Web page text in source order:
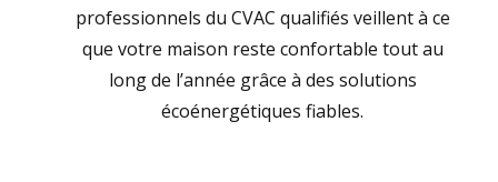
professionnels du CVAC qualifiés veillent à ce
que votre maison reste confortable tout au
long de l’année grâce à des solutions
écoénergétiques fiables.